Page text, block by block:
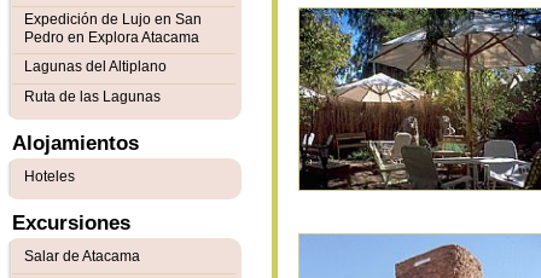
Expedición de Lujo en San
Pedro en Explora Atacama
Lagunas del Altiplano
Ruta de las Lagunas
Alojamientos
Hoteles
Excursiones
Salar de Atacama